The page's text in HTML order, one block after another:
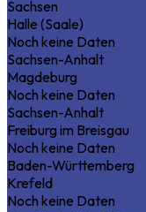
Sachsen
Halle (Saale)
Noch keine Daten
Sachsen-Anhalt
Magdeburg
Noch keine Daten
Sachsen-Anhalt
Freiburg im Breisgau
Noch keine Daten
Baden-Württemberg
Krefeld
Noch keine Daten